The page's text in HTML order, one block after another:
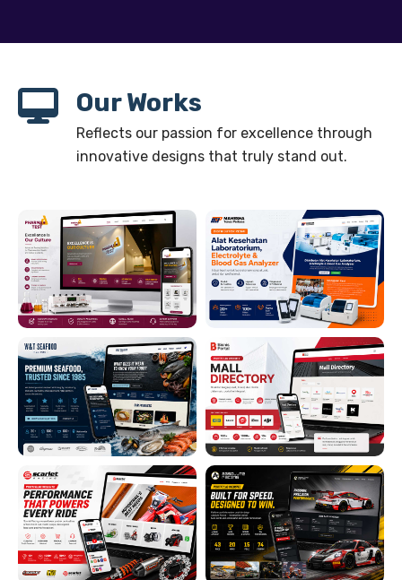
Our Works
Reflects our passion for excellence through
innovative designs that truly stand out.